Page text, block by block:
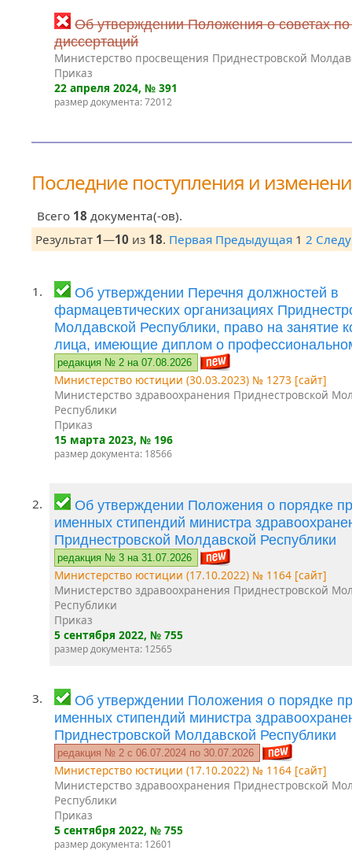
Об утверждении Положения о советах
диссертаций
Министерство просвещения Приднестровской
Приказ
22 апреля 2024, № 391
размер документа: 72012
Последние поступления и
Всего 18 документа(-ов).
Результат 1—10 из 18. Первая Предыдущая 1 2
1.
Об утверждении Перечня должностей в
фармацевтических организациях
Молдавской Республики, право на занятие
лица, имеющие диплом о
редакция № 2 на 07.08.2026
Министерство юстиции (30.03.2023) № 1273 [сайт]
Министерство здравоохранения Приднестровской
Республики
Приказ
15 марта 2023, № 196
размер документа: 18566
2.
Об утверждении Положения о порядке
именных стипендий министра
Приднестровской Молдавской Республики
редакция № 3 на 31.07.2026
Министерство юстиции (17.10.2022) № 1164 [сайт]
Министерство здравоохранения Приднестровской
Республики
Приказ
5 сентября 2022, № 755
размер документа: 12565
3.
Об утверждении Положения о порядке
именных стипендий министра
Приднестровской Молдавской Республики
редакция № 2 c 06.07.2024 по 30.07.2026
Министерство юстиции (17.10.2022) № 1164 [сайт]
Министерство здравоохранения Приднестровской
Республики
Приказ
5 сентября 2022, № 755
размер документа: 12601